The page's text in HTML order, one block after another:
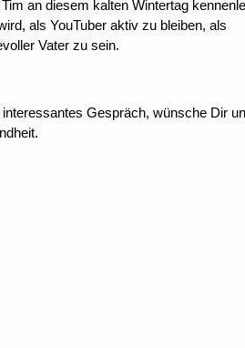
an diesem kalten Wintertag
als YouTuber aktiv zu bleiben, als
Vater zu sein.
Gespräch, wünsche Dir